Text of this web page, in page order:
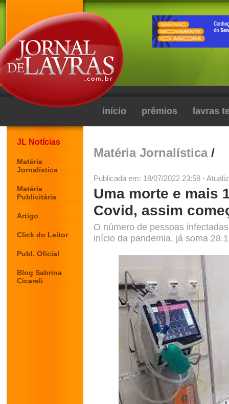
início prêmios lavras
JL Notícias
Matéria
Jornalística
Matéria
Publicitária
Artigo
Click do Leitor
Publ. Oficial
Blog Sabrina
Cicareli
Matéria Jornalística/
Publicada em: 18/07/2022 23:58 -
Uma morte e mais
Covid, assim
O número de pessoas
início da pandemia, já soma